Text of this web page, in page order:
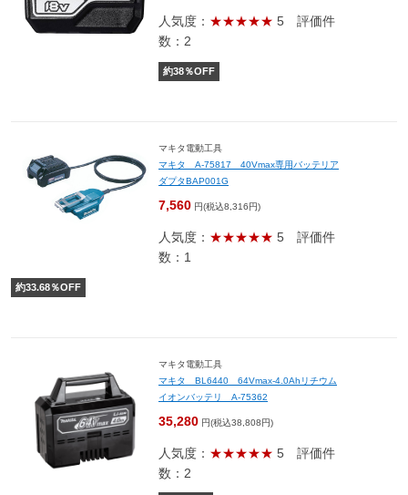
人気度： ★★★★★ 5 評価件
数：2
約38％OFF
マキタ電動工具
マキタ A-75817 40Vmax専用バッテリア
ダプタBAP001G
7,560 円(税込8,316円)
人気度： ★★★★★ 5 評価件
数：1
約33.68％OFF
マキタ電動工具
マキタ BL6440 64Vmax-4.0Ahリチウム
イオンバッテリ A-75362
35,280 円(税込38,808円)
人気度： ★★★★★ 5 評価件
数：2